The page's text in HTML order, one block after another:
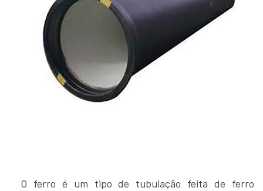
O ferro é um tipo de tubulação feita de ferro